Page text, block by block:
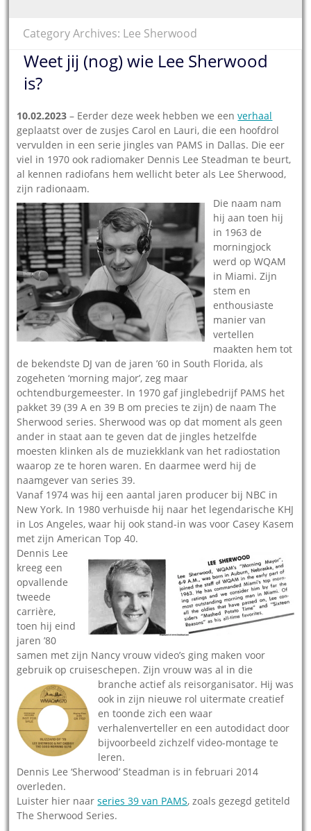
Category Archives: Lee Sherwood
Weet jij (nog) wie Lee Sherwood
is?
10.02.2023 – Eerder deze week hebben we eenverhaal
geplaatst over de zusjes Carol en Lauri, die een hoofdrol
vervulden in een serie jingles van PAMS in Dallas. Die eer
viel in 1970 ook radiomaker Dennis Lee Steadman te beurt,
al kennen radiofans hem wellicht beter als Lee Sherwood,
zijn radionaam.
Die naam nam
hij aan toen hij
in 1963 de
morningjock
werd op WQAM
in Miami. Zijn
stem en
enthousiaste
manier van
vertellen
maakten hem tot
de bekendste DJ van de jaren ’60 in South Florida, als
zogeheten ‘morning major’, zeg maar
ochtendburgemeester. In 1970 gaf jinglebedrijf PAMS het
pakket 39 (39 A en 39 B om precies te zijn) de naam The
Sherwood series. Sherwood was op dat moment als geen
ander in staat aan te geven dat de jingles hetzelfde
moesten klinken als de muziekklank van het radiostation
waarop ze te horen waren. En daarmee werd hij de
naamgever van series 39.
Vanaf 1974 was hij een aantal jaren producer bij NBC in
New York. In 1980 verhuisde hij naar het legendarische KHJ
in Los Angeles, waar hij ook stand-in was voor Casey Kasem
met zijn American Top 40.
Dennis Lee
kreeg een
opvallende
tweede
carrière,
toen hij eind
jaren ’80
samen met zijn Nancy vrouw video’s ging maken voor
gebruik op cruiseschepen. Zijn vrouw was al in die
branche actief als reisorganisator. Hij was
ook in zijn nieuwe rol uitermate creatief
en toonde zich een waar
verhalenverteller en een autodidact door
bijvoorbeeld zichzelf video-montage te
leren.
Dennis Lee ‘Sherwood’ Steadman is in februari 2014
overleden.
Luister hier naarseries 39 van PAMS, zoals gezegd getiteld
The Sherwood Series.